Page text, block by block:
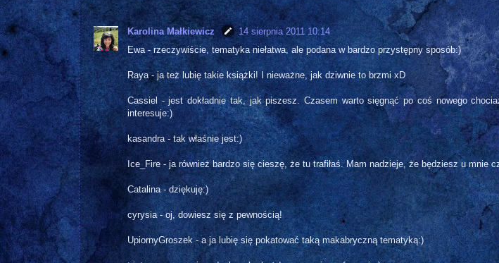
Karolina Małkiewicz
14 sierpnia 2011 10:14
Ewa - rzeczywiście, tematyka niełatwa, ale podana w bardzo przystępny sposób:)
Raya - ja też lubię takie książki! I nieważne, jak dziwnie to brzmi xD
Cassiel - jest dokładnie tak, jak piszesz. Czasem warto sięgnąć po coś nowego
interesuje:)
kasandra - tak właśnie jest:)
Ice_Fire - ja również bardzo się cieszę, że tu trafiłaś. Mam nadzieje, że będziesz u mnie
Catalina - dziękuję:)
cyrysia - oj, dowiesz się z pewnością!
UpiornyGroszek - a ja lubię się pokatować taką makabryczną tematyką:)